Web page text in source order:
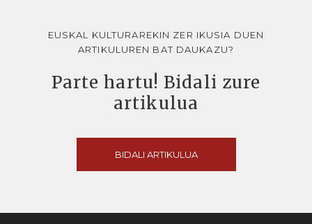
EUSKAL KULTURAREKIN ZER IKUSIA DUEN
ARTIKULUREN BAT DAUKAZU?
Parte hartu! Bidali zure
artikulua
BIDALI ARTIKULUA